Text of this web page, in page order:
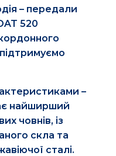
– передали
520
–
найширший
човнів, із
скла та
сталі.